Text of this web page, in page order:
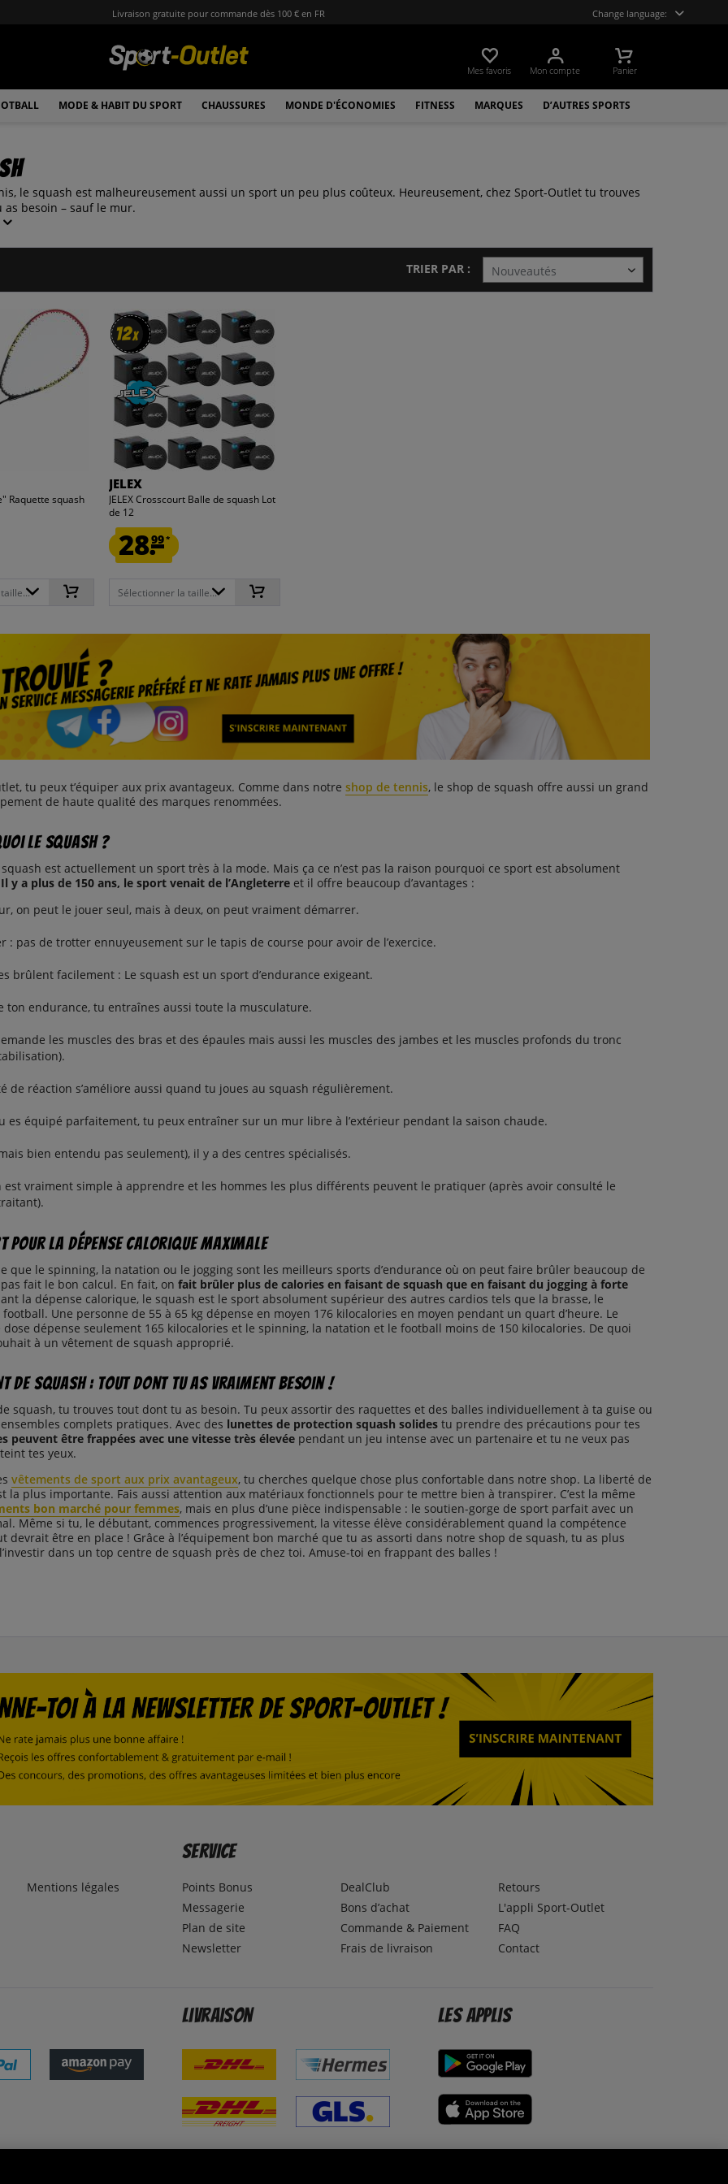
Livraison gratuite pour commande dès 100 € en FR Change language:
Mes favoris Mon compte Panier
MODE & HABIT DU SPORT CHAUSSURES MONDE D'ÉCONOMIES FITNESS MARQUES D’AUTRES SPORTS
le squash est malheureusement aussi un sport un peu plus coûteux. Heureusement, chez Sport-Outlet tu trouves
besoin – sauf le mur.
TRIER PAR :
Raquette squash
12x
12x
JELEX
JELEX Crosscourt Balle de squash Lot
de 12
28.99*
Sélectionner la taille...
tu peux t’équiper aux prix avantageux. Comme dans notre shop de tennis, le shop de squash offre aussi un grand
de haute qualité des marques renommées.
le squash ?
squash est actuellement un sport très à la mode. Mais ça ce n’est pas la raison pourquoi ce sport est absolument
Il y a plus de 150 ans, le sport venait de l’Angleterre et il offre beaucoup d’avantages :
on peut le jouer seul, mais à deux, on peut vraiment démarrer.
: pas de trotter ennuyeusement sur le tapis de course pour avoir de l’exercice.
brûlent facilement : Le squash est un sport d’endurance exigeant.
ton endurance, tu entraînes aussi toute la musculature.
les muscles des bras et des épaules mais aussi les muscles des jambes et les muscles profonds du tronc
de réaction s’améliore aussi quand tu joues au squash régulièrement.
es équipé parfaitement, tu peux entraîner sur un mur libre à l’extérieur pendant la saison chaude.
bien entendu pas seulement), il y a des centres spécialisés.
est vraiment simple à apprendre et les hommes les plus différents peuvent le pratiquer (après avoir consulté le
pour la dépense calorique maximale
que le spinning, la natation ou le jogging sont les meilleurs sports d’endurance où on peut faire brûler beaucoup de
pas fait le bon calcul. En fait, on fait brûler plus de calories en faisant de squash que en faisant du jogging à forte
la dépense calorique, le squash est le sport absolument supérieur des autres cardios tels que la brasse, le
Une personne de 55 à 65 kg dépense en moyen 176 kilocalories en moyen pendant un quart d’heure. Le
dépense seulement 165 kilocalories et le spinning, la natation et le football moins de 150 kilocalories. De quoi
à un vêtement de squash approprié.
de squash : Tout dont tu as vraiment besoin !
squash, tu trouves tout dont tu as besoin. Tu peux assortir des raquettes et des balles individuellement à ta guise ou
complets pratiques. Avec des lunettes de protection squash solides tu prendre des précautions pour tes
peuvent être frappées avec une vitesse très élevée pendant un jeu intense avec un partenaire et tu ne veux pas
tes yeux.
vêtements de sport aux prix avantageux, tu cherches quelque chose plus confortable dans notre shop. La liberté de
la plus importante. Fais aussi attention aux matériaux fonctionnels pour te mettre bien à transpirer. C’est la même
bon marché pour femmes, mais en plus d’une pièce indispensable : le soutien-gorge de sport parfait avec un
Même si tu, le débutant, commences progressivement, la vitesse élève considérablement quand la compétence
devrait être en place ! Grâce à l’équipement bon marché que tu as assorti dans notre shop de squash, tu as plus
dans un top centre de squash près de chez toi. Amuse-toi en frappant des balles !
Mentions légales
Service
Points Bonus
Messagerie
Plan de site
Newsletter
DealClub
Bons d’achat
Commande & Paiement
Frais de livraison
Retours
L'appli Sport-Outlet
FAQ
Contact
Livraison Les applis